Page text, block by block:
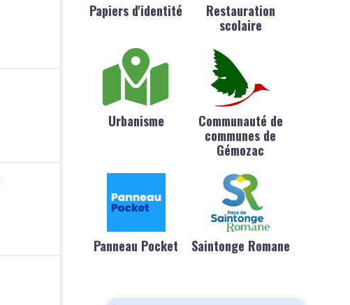
Papiers d'identité
Restauration
scolaire
Urbanisme
Communauté de
communes de
Gémozac
Panneau Pocket Saintonge Romane